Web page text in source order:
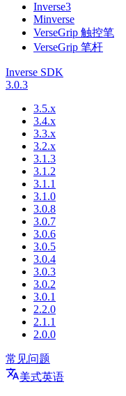
Inverse3
Minverse
VerseGrip 触控笔
VerseGrip 笔杆
Inverse SDK
3.0.3
3.5.x
3.4.x
3.3.x
3.2.x
3.1.3
3.1.2
3.1.1
3.1.0
3.0.8
3.0.7
3.0.6
3.0.5
3.0.4
3.0.3
3.0.2
3.0.1
2.2.0
2.1.1
2.0.0
常见问题
美式英语